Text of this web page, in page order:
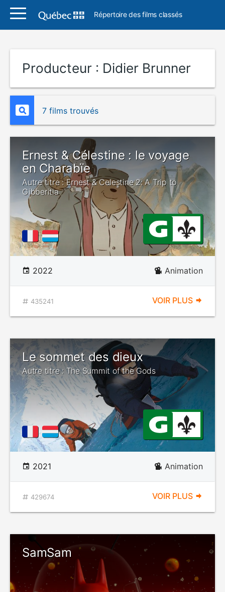
Répertoire des films classés
Producteur : Didier Brunner
7 films trouvés
Ernest & Célestine : le voyage
en Charabïe
Autre titre : Ernest & Celestine 2: A Trip to
Gibberitia
2022 Animation
435241 VOIR PLUS
Le sommet des dieux
Autre titre : The Summit of the Gods
2021 Animation
429674 VOIR PLUS
SamSam